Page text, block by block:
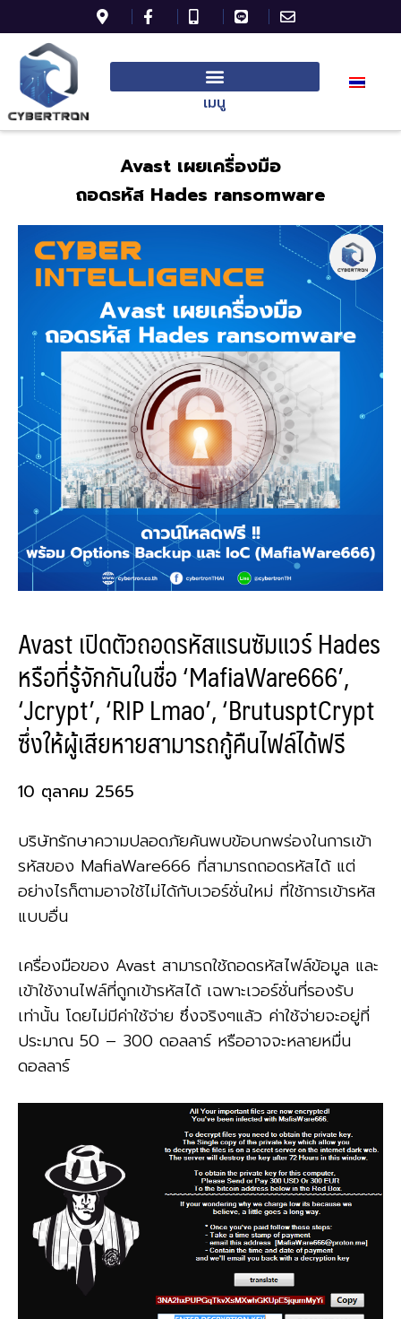
เมนู
Avast เผยเครื่องมือ
ถอดรหัส Hades ransomware
Avast เปิดตัวถอดรหัสแรนซัมแวร์ Hades
หรือที่รู้จักกันในชื่อ ‘MafiaWare666’,
‘Jcrypt’, ‘RIP Lmao’, ‘BrutusptCrypt
ซึ่งให้ผู้เสียหายสามารถกู้คืนไฟล์ได้ฟรี
10 ตุลาคม 2565
บริษัทรักษาความปลอดภัยค้นพบข้อบกพร่องในการเข้า
รหัสของ MafiaWare666 ที่สามารถถอดรหัสได้ แต่
อย่างไรก็ตามอาจใช้ไม่ได้กับเวอร์ชั่นใหม่ ที่ใช้การเข้ารหัส
แบบอื่น
เครื่องมือของ Avast สามารถใช้ถอดรหัสไฟล์ข้อมูล และ
เข้าใช้งานไฟล์ที่ถูกเข้ารหัสได้ เฉพาะเวอร์ชั่นที่รองรับ
เท่านั้น โดยไม่มีค่าใช้จ่าย ซึ่งจริงๆแล้ว ค่าใช้จ่ายจะอยู่ที่
ประมาณ 50 – 300 ดอลลาร์ หรืออาจจะหลายหมื่น
ดอลลาร์